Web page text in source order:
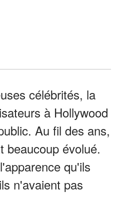
célébrités, la
à Hollywood
Au fil des ans,
beaucoup évolué.
qu'ils
n'avaient pas